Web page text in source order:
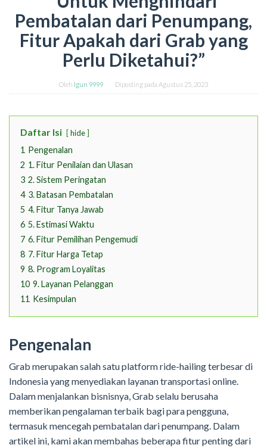
Pembatalan dari Penumpang,
Fitur Apakah dari Grab yang
Perlu Diketahui?”
Oleh Igun 9999 Diposting pada Agustus 25, 2023
Daftar Isi hide
1 Pengenalan
2 1. Fitur Penilaian dan Ulasan
3 2. Sistem Peringatan
4 3. Batasan Pembatalan
5 4. Fitur Tanya Jawab
6 5. Estimasi Waktu
7 6. Fitur Pemilihan Pengemudi
8 7. Fitur Harga Tetap
9 8. Program Loyalitas
10 9. Layanan Pelanggan
11 Kesimpulan
Pengenalan
Grab merupakan salah satu platform ride-hailing terbesar di
Indonesia yang menyediakan layanan transportasi online.
Dalam menjalankan bisnisnya, Grab selalu berusaha
memberikan pengalaman terbaik bagi para pengguna,
termasuk mencegah pembatalan dari penumpang. Dalam
artikel ini, kami akan membahas beberapa fitur penting dari